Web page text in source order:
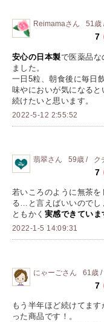
Reimamaさん 51歳
7
安心の日本製で医薬品な
ました。
一日5粒、朝食後に毎日
味やにおいが気になると
続けたいと思います。
2022-5-12 2:55:52
翡翠さん 59歳 / ク
7
若いころのように無茶
る…と言えばいいのでし
ともかく 実感できていま
2022-1-5 14:09:31
にゃーごさん 61歳 /
7
もう半年ほど続けてま
った商品です！。